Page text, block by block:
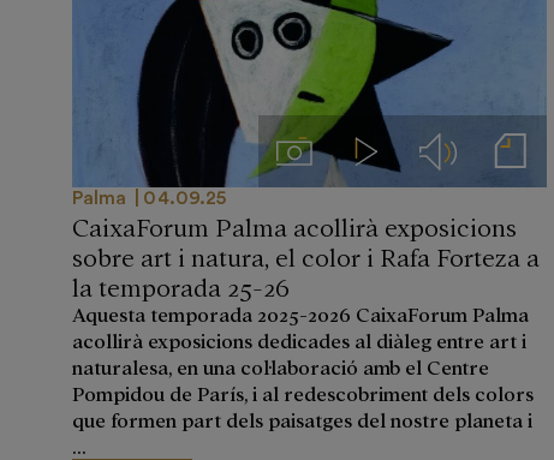
ImágenesVideos Audios Notas de prensa
Palma 04.09.25
CaixaForum Palma acollirà exposicions
sobre art i natura, el color i Rafa Forteza a
la temporada 25-26
Aquesta temporada 2025-2026 CaixaForum Palma
acollirà exposicions dedicades al diàleg entre art i
naturalesa, en una col·laboració amb el Centre
Pompidou de París, i al redescobriment dels colors
que formen part dels paisatges del nostre planeta i
...